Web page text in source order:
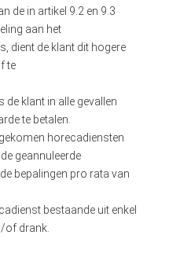
de in artikel 9.2 en 9.3
aan het
dient de klant dit hogere
te
de klant in alle gevallen
te betalen.
horecadiensten
geannuleerde
bepalingen pro rata van
bestaande uit enkel
of drank.